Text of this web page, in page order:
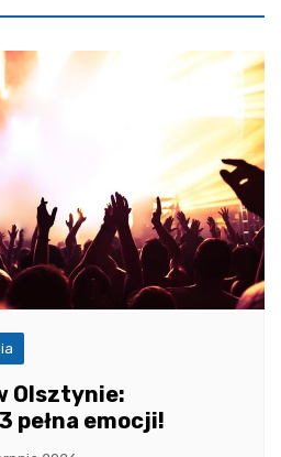
Olsztynie:
pełna emocji!